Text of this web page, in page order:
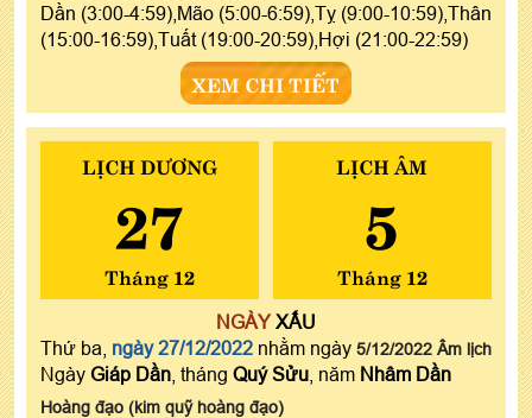
Dần (3:00-4:59),Mão (5:00-6:59),Tỵ (9:00-10:59),Thân
(15:00-16:59),Tuất (19:00-20:59),Hợi (21:00-22:59)
XEM CHI TIẾT
LỊCH DƯƠNG
27
Tháng 12
LỊCH ÂM
5
Tháng 12
NGÀYXẤU
Thứ ba, ngày 27/12/2022 nhằm ngày 5/12/2022 Âm lịch
Ngày Giáp Dần , tháng Quý Sửu , năm Nhâm Dần
Hoàng đạo (kim quỹ hoàng đạo)